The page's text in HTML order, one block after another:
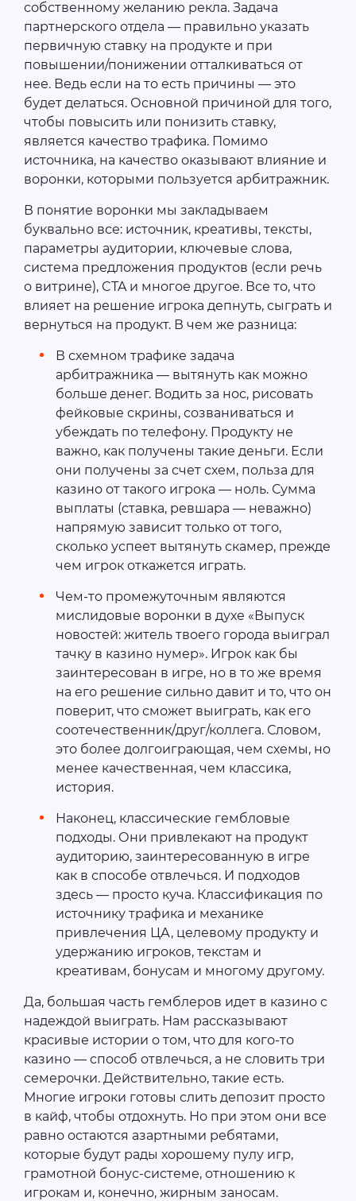
собственному желанию рекла. Задача
партнерского отдела — правильно указать
первичную ставку на продукте и при
повышении/понижении отталкиваться от
нее. Ведь если на то есть причины — это
будет делаться. Основной причиной для того,
чтобы повысить или понизить ставку,
является качество трафика. Помимо
источника, на качество оказывают влияние и
воронки, которыми пользуется арбитражник.
В понятие воронки мы закладываем
буквально все: источник, креативы, тексты,
параметры аудитории, ключевые слова,
система предложения продуктов (если речь
о витрине), CTA и многое другое. Все то, что
влияет на решение игрока депнуть, сыграть и
вернуться на продукт. В чем же разница:
В схемном трафике задача
арбитражника — вытянуть как можно
больше денег. Водить за нос, рисовать
фейковые скрины, созваниваться и
убеждать по телефону. Продукту не
важно, как получены такие деньги. Если
они получены за счет схем, польза для
казино от такого игрока — ноль. Сумма
выплаты (ставка, ревшара — неважно)
напрямую зависит только от того,
сколько успеет вытянуть скамер, прежде
чем игрок откажется играть.
Чем-то промежуточным являются
мислидовые воронки в духе «Выпуск
новостей: житель твоего города выиграл
тачку в казино нумер». Игрок как бы
заинтересован в игре, но в то же время
на его решение сильно давит и то, что он
поверит, что сможет выиграть, как его
соотечественник/друг/коллега. Словом,
это более долгоиграющая, чем схемы, но
менее качественная, чем классика,
история.
Наконец, классические гембловые
подходы. Они привлекают на продукт
аудиторию, заинтересованную в игре
как в способе отвлечься. И подходов
здесь — просто куча. Классификация по
источнику трафика и механике
привлечения ЦА, целевому продукту и
удержанию игроков, текстам и
креативам, бонусам и многому другому.
Да, большая часть гемблеров идет в казино с
надеждой выиграть. Нам рассказывают
красивые истории о том, что для кого-то
казино — способ отвлечься, а не словить три
семерочки. Действительно, такие есть.
Многие игроки готовы слить депозит просто
в кайф, чтобы отдохнуть. Но при этом они все
равно остаются азартными ребятами,
которые будут рады хорошему пулу игр,
грамотной бонус-системе, отношению к
игрокам и, конечно, жирным заносам.